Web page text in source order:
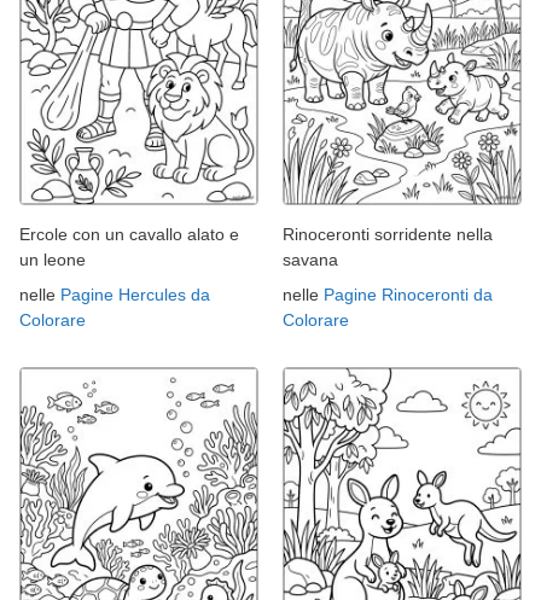
Ercole con un cavallo alato e
un leone
nelle Pagine Hercules da
Colorare
Rinoceronti sorridente nella
savana
nelle Pagine Rinoceronti da
Colorare